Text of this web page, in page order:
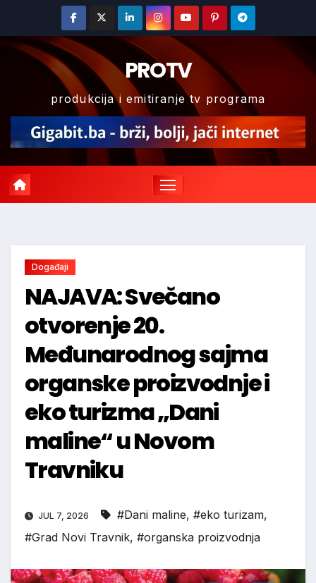
content
PROTV
produkcija i emitiranje tv programa
Događaji
NAJAVA: Svečano
otvorenje 20.
Međunarodnog sajma
organske proizvodnje i
eko turizma „Dani
maline“ u Novom
Travniku
JUL 7, 2026 #Dani maline, #eko turizam,
#Grad Novi Travnik, #organska proizvodnja